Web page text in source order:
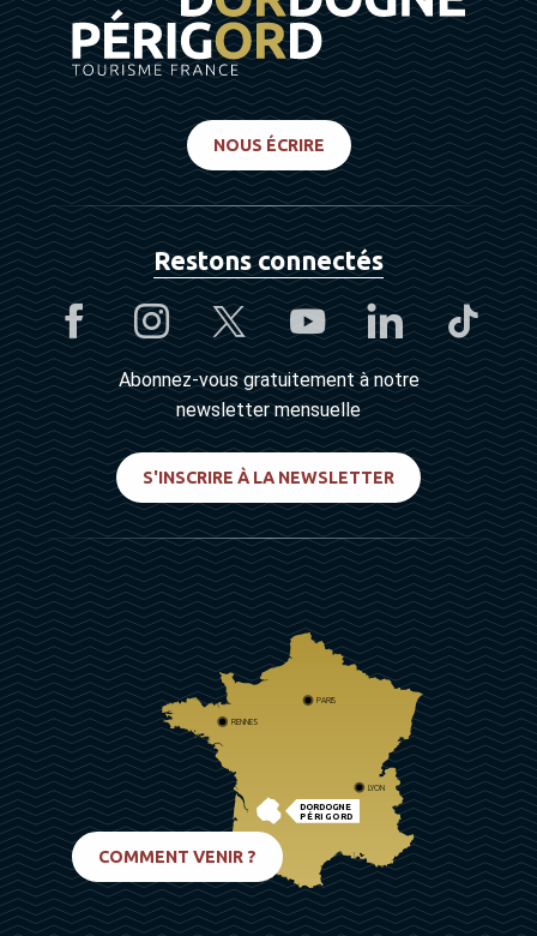
NOUS ÉCRIRE
Restons connectés
Abonnez-vous gratuitement à notre
newsletter mensuelle
S'INSCRIRE À LA NEWSLETTER
DORDOGNE
PÉRIGORD
PARIS
RENNES
LYON
COMMENT VENIR ?